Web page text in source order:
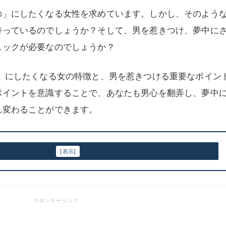
にしたくなる女性を求めています。しかし、そのよう
ているのでしょうか？そして、男を惹きつけ、夢中にさ
クが必要なのでしょうか？
したくなる女の特徴と、男を惹きつける重要なポイン
ントを意識することで、あなたも男心を翻弄し、夢中
わることができます。
[表示]